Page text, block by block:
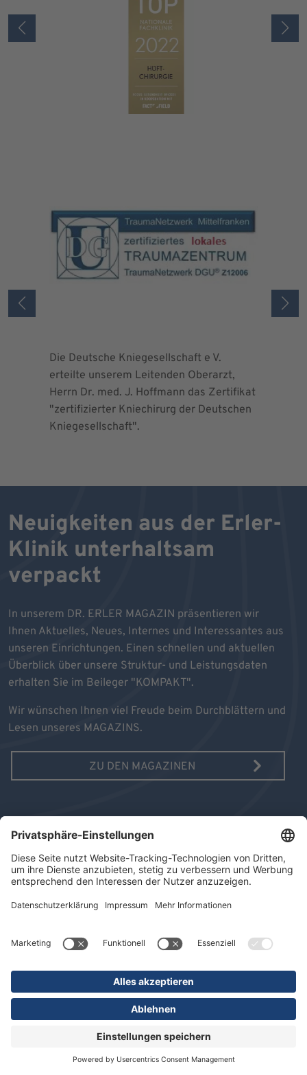
Die Deutsche Kniegesellschaft e V.
erteilte unserem Leitenden Oberarzt,
Herrn Dr. med. J. Hoffmann das Zertifikat
"zertifizierter Kniechirurg der Deutschen
Kniegesellschaft".
Neuigkeiten aus der Erler-
Klinik unterhaltsam
verpackt
In unserem DR. ERLER MAGAZIN präsentieren wir
Ihnen Aktuelles, Neues, Internes und Interessantes aus
unseren Einrichtungen. Einen schnellen und aktuellen
Überblick über unsere Struktur- und Leistungsdaten
erhalten Sie im Beileger "KOMPAKT".
Wir wünschen Ihnen viel Freude beim Durchblättern und
Lesen unseres MAGAZINS.
ZU DEN MAGAZINEN